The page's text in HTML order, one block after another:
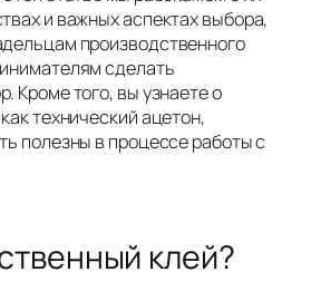
и важных аспектах выбора,
производственного
сделать
Кроме того, вы узнаете о
технический ацетон,
полезны в процессе работы с
клей?